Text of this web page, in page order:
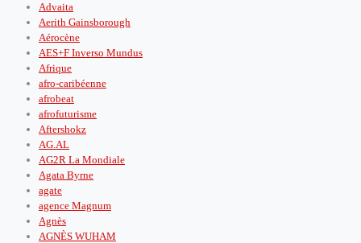
Advaita
Aerith Gainsborough
Aérocène
AES+F Inverso Mundus
Afrique
afro-caribéenne
afrobeat
afrofuturisme
Aftershokz
AG.AL
AG2R La Mondiale
Agata Byrne
agate
agence Magnum
Agnès
AGNÈS WUHAM